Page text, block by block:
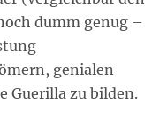
dumm genug –
genialen
Guerilla zu bilden.